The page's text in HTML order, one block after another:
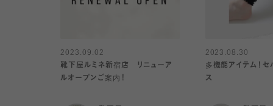
2023.09.02
靴下屋ルミネ新宿店 リニューア
ルオープンご案内！
2023.08.30
多機能アイテム！セ
ス